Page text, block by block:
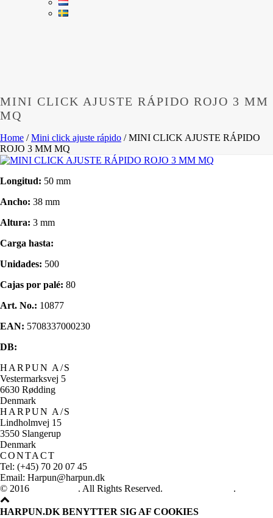
MINI CLICK AJUSTE RÁPIDO ROJO 3 MM
MQ
Home /Mini click ajuste rápido /MINI CLICK AJUSTE RÁPIDO
ROJO 3 MM MQ
Longitud: 50 mm
Ancho: 38 mm
Altura: 3 mm
Carga hasta:
Unidades: 500
Cajas por palé: 80
Art. No.: 10877
EAN: 5708337000230
DB:
HARPUN A/S
Vestermarksvej 5
6630 Rødding
Denmark
HARPUN A/S
Lindholmvej 15
3550 Slangerup
Denmark
CONTACT
Tel: (+45) 70 20 07 45
Email: Harpun@harpun.dk
© 2016
. All Rights Reserved. .
HARPUN.DK BENYTTER SIG AF COOKIES